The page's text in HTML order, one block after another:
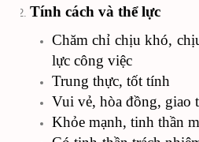
Tính cách và thể lực
Chăm chỉ chịu khó,
lực công việc
Trung thực, tốt tính
Vui vẻ, hòa đồng, giao
Khỏe mạnh, tinh thần